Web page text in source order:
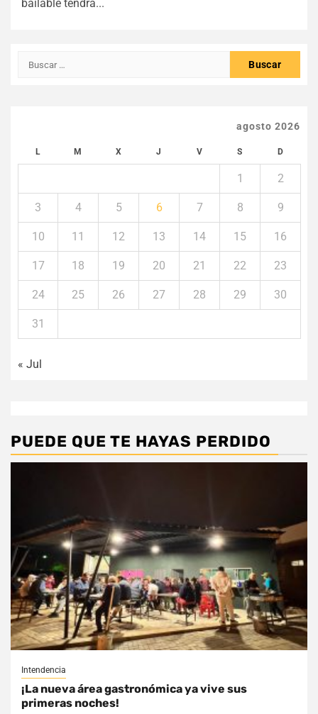
bailable tendrá...
Buscar:
agosto 2026
L M X J V S D
1 2
3 4 5 6 7 8 9
10 11 12 13 14 15 16
17 18 19 20 21 22 23
24 25 26 27 28 29 30
31
« Jul
PUEDE QUE TE HAYAS PERDIDO
Intendencia
¡La nueva área gastronómica ya vive sus
primeras noches!